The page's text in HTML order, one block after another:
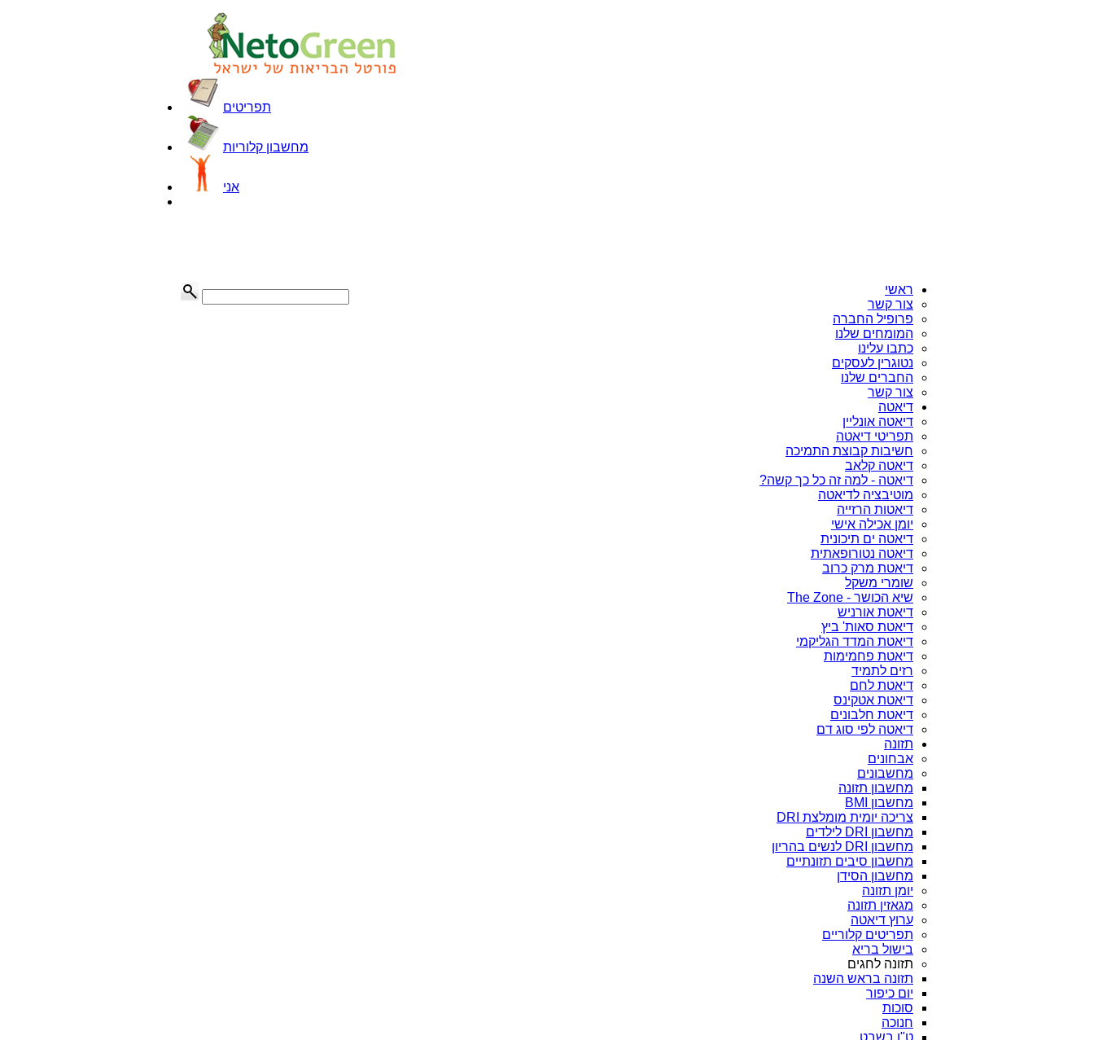
תפריטים
מחשבון קלוריות
אני
ראשי
צור קשר
פרופיל החברה
המומחים שלנו
כתבו עלינו
נטוגרין לעסקים
החברים שלנו
צור קשר
דיאטה
דיאטה אונליין
תפריטי דיאטה
חשיבות קבוצת התמיכה
דיאטה קלאב
דיאטה - למה זה כל כך קשה?
מוטיבציה לדיאטה
דיאטות הרזייה
יומן אכילה אישי
דיאטה ים תיכונית
דיאטה נטורופאתית
דיאטת מרק כרוב
שומרי משקל
שיא הכושר - The Zone
דיאטת אורניש
דיאטת סאות' ביץ
דיאטת המדד הגליקמי
דיאטת פחמימות
רזים לתמיד
דיאטת לחם
דיאטת אטקינס
דיאטת חלבונים
דיאטה לפי סוג דם
תזונה
אבחונים
מחשבונים
מחשבון תזונה
מחשבון BMI
צריכה יומית מומלצת DRI
מחשבון DRI לילדים
מחשבון DRI לנשים בהריון
מחשבון סיבים תזונתיים
מחשבון הסידן
יומן תזונה
מגאזין תזונה
ערוץ דיאטה
תפריטים קלוריים
בישול בריא
תזונה לחגים
תזונה בראש השנה
יום כיפור
סוכות
חנוכה
ט"ו בשבט